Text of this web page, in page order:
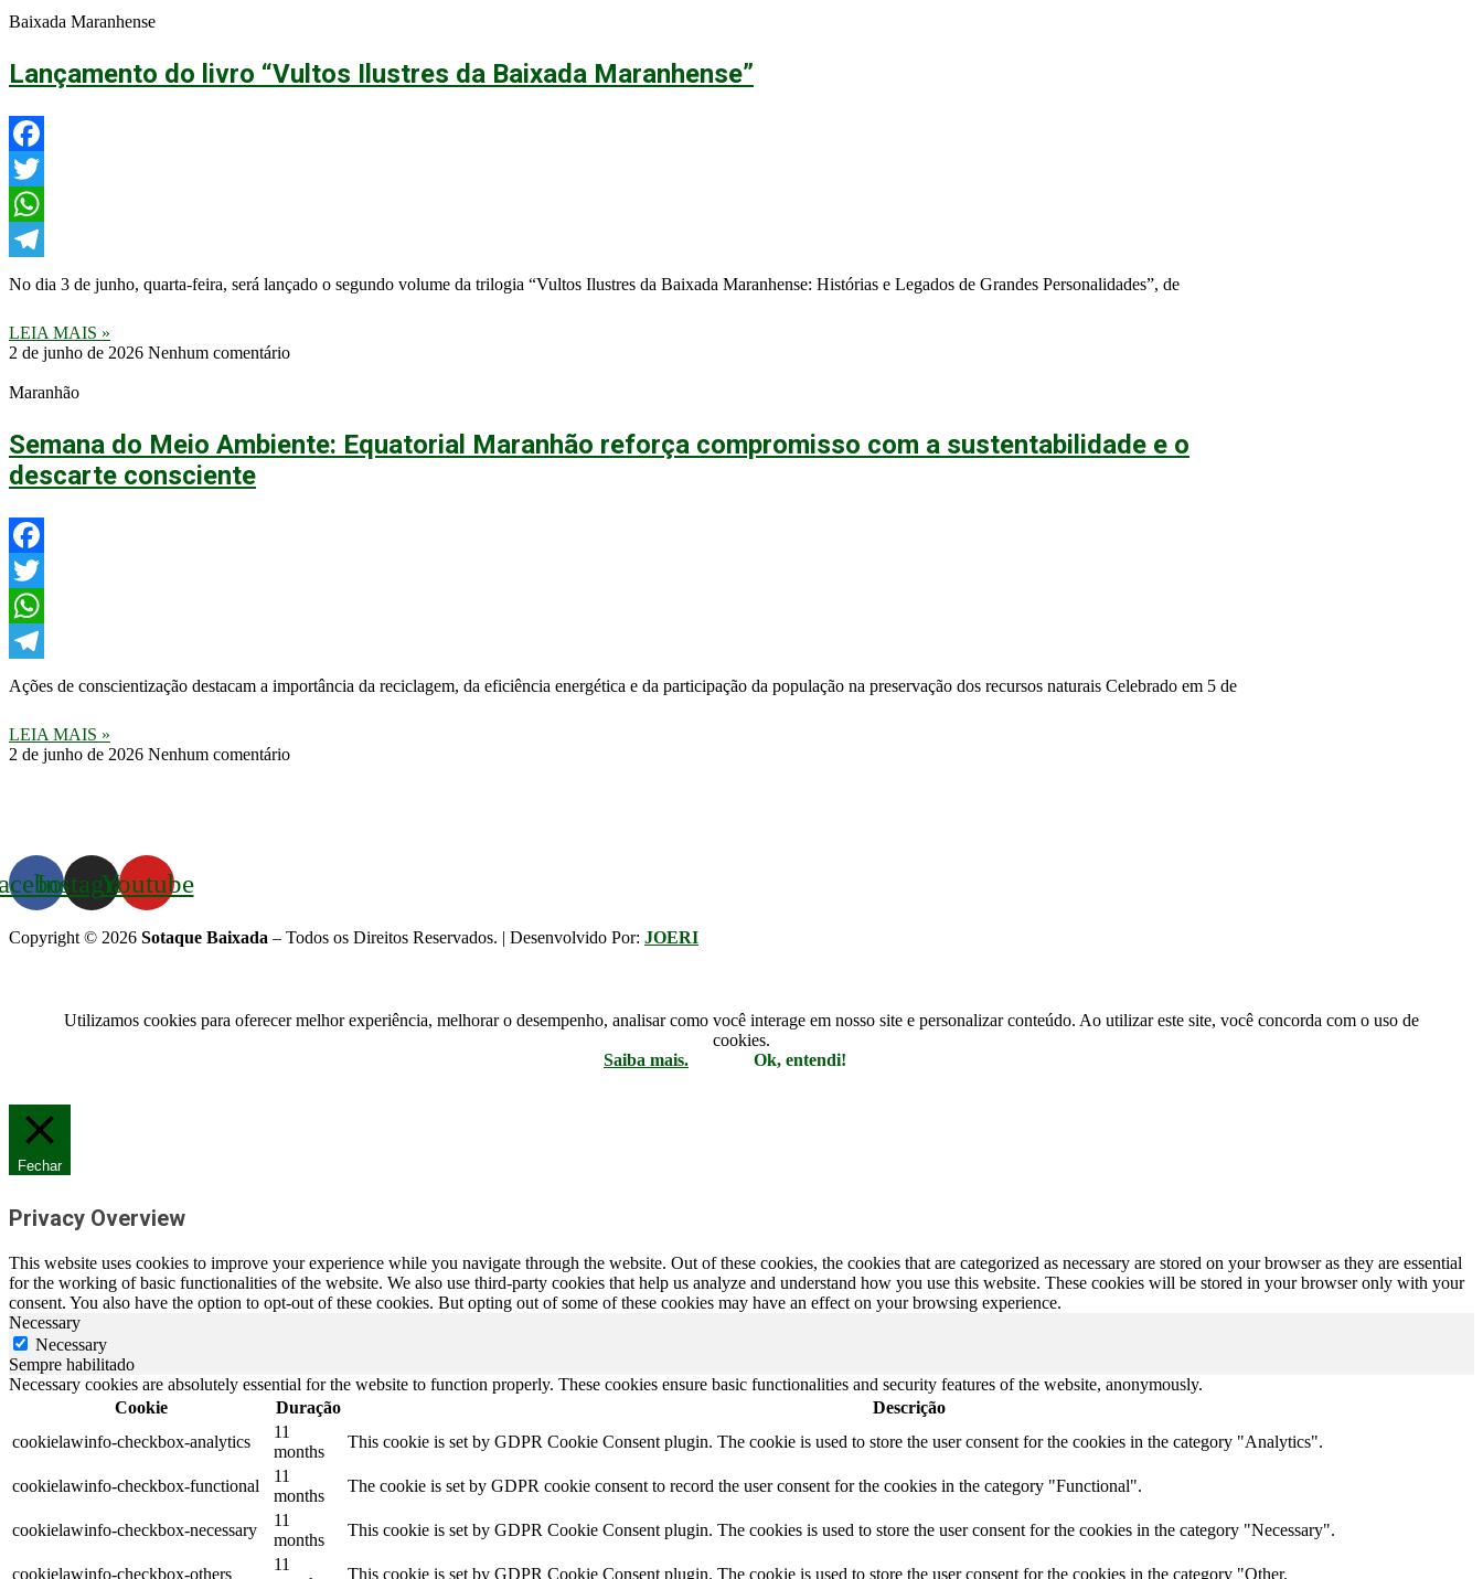
Baixada Maranhense
Lançamento do livro “Vultos Ilustres da Baixada Maranhense”
Facebook
Twitter
WhatsApp
Telegram
No dia 3 de junho, quarta-feira, será lançado o segundo volume da trilogia “Vultos Ilustres da Baixada Maranhense: Histórias e Legados de Grandes Personalidades”, de
LEIA MAIS »
2 de junho de 2026 Nenhum comentário
Maranhão
Semana do Meio Ambiente: Equatorial Maranhão reforça compromisso com a sustentabilidade e o
descarte consciente
Facebook
Twitter
WhatsApp
Telegram
Ações de conscientização destacam a importância da reciclagem, da eficiência energética e da participação da população na preservação dos recursos naturais Celebrado em 5 de
LEIA MAIS »
2 de junho de 2026 Nenhum comentário
InstagramYoutube
Copyright © 2026 Sotaque Baixada – Todos os Direitos Reservados. | Desenvolvido Por: JOERI
Utilizamos cookies para oferecer melhor experiência, melhorar o desempenho, analisar como você interage em nosso site e personalizar conteúdo. Ao utilizar este site, você concorda com o uso de
cookies.
Saiba mais.
Ok, entendi!
Fechar
Privacy Overview
This website uses cookies to improve your experience while you navigate through the website. Out of these cookies, the cookies that are categorized as necessary are stored on your browser as they are essential
for the working of basic functionalities of the website. We also use third-party cookies that help us analyze and understand how you use this website. These cookies will be stored in your browser only with your
consent. You also have the option to opt-out of these cookies. But opting out of some of these cookies may have an effect on your browsing experience.
Necessary
Necessary
Sempre habilitado
Necessary cookies are absolutely essential for the website to function properly. These cookies ensure basic functionalities and security features of the website, anonymously.
Cookie
Duração
Descrição
cookielawinfo-checkbox-analytics
11
months
This cookie is set by GDPR Cookie Consent plugin. The cookie is used to store the user consent for the cookies in the category "Analytics".
cookielawinfo-checkbox-functional
11
months
The cookie is set by GDPR cookie consent to record the user consent for the cookies in the category "Functional".
cookielawinfo-checkbox-necessary
11
months
This cookie is set by GDPR Cookie Consent plugin. The cookies is used to store the user consent for the cookies in the category "Necessary".
cookielawinfo-checkbox-others
11
This cookie is set by GDPR Cookie Consent plugin. The cookie is used to store the user consent for the cookies in the category "Other.